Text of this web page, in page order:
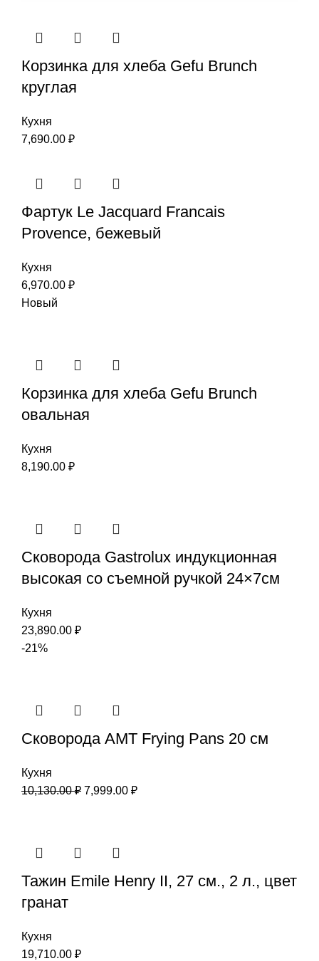
Корзинка для хлеба Gefu Brunch
круглая
Кухня
7,690.00 ₽
Фартук Le Jacquard Francais
Provence, бежевый
Кухня
6,970.00 ₽
Новый
Корзинка для хлеба Gefu Brunch
овальная
Кухня
8,190.00 ₽
Сковорода Gastrolux индукционная
высокая со съемной ручкой 24×7см
Кухня
23,890.00 ₽
-21%
Сковорода AMT Frying Pans 20 см
Кухня
10,130.00₽ 7,999.00 ₽
Тажин Emile Henry II, 27 см., 2 л., цвет
гранат
Кухня
19,710.00 ₽